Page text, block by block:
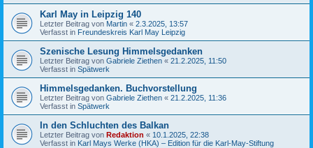
Karl May in Leipzig 140
Letzter Beitrag von Martin « 2.3.2025, 13:57
Verfasst in Freundeskreis Karl May Leipzig
Szenische Lesung Himmelsgedanken
Letzter Beitrag von Gabriele Ziethen « 21.2.2025, 11:50
Verfasst in Spätwerk
Himmelsgedanken. Buchvorstellung
Letzter Beitrag von Gabriele Ziethen « 21.2.2025, 11:36
Verfasst in Spätwerk
In den Schluchten des Balkan
Letzter Beitrag von Redaktion « 10.1.2025, 22:38
Verfasst in Karl Mays Werke (HKA) – Edition für die Karl-May-Stiftung